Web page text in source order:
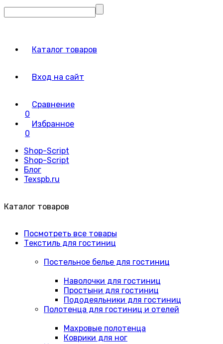
Каталог товаров
Вход на сайт
Сравнение
0
Избранное
0
Shop-Script
Shop-Script
Блог
Texspb.ru
Каталог товаров
Посмотреть все товары
Текстиль для гостиниц
Постельное белье для гостиниц
Наволочки для гостиниц
Простыни для гостиниц
Пододеяльники для гостиниц
Полотенца для гостиниц и отелей
Махровые полотенца
Коврики для ног